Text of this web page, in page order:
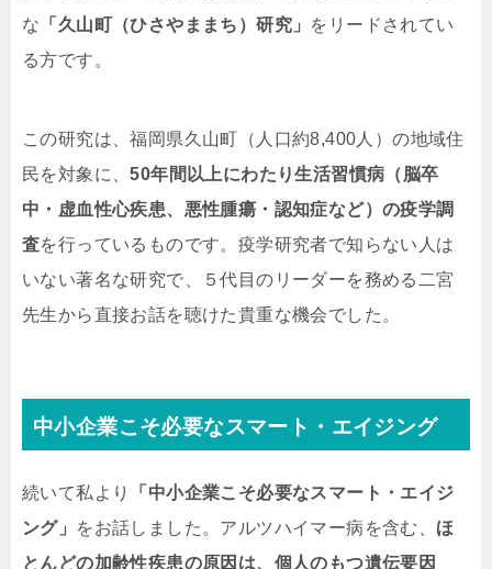
な 「久山町（ひさやままち）研究」 をリードされてい
る方です。
この研究は、福岡県久山町（人口約8,400人）の地域住
民を対象に、50年間以上にわたり生活習慣病（脳卒
中・虚血性心疾患、悪性腫瘍・認知症など）の疫学調
査を行っているものです。疫学研究者で知らない人は
いない著名な研究で、５代目のリーダーを務める二宮
先生から直接お話を聴けた貴重な機会でした。
中小企業こそ必要なスマート・エイジング
続いて私より
「中小企業こそ必要なスマート・エイジ
ング」
をお話しました。アルツハイマー病を含む、 ほ
とんどの加齢性疾患の原因は、個人のもつ遺伝要因